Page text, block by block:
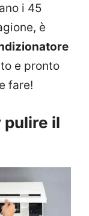
i 45
è
e pronto
fare!
pulire il